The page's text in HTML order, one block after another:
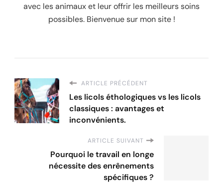
avec les animaux et leur offrir les meilleurs soins
possibles. Bienvenue sur mon site !
ARTICLE PRÉCÉDENT
Les licols éthologiques vs les licols
classiques : avantages et
inconvénients.
ARTICLE SUIVANT
Pourquoi le travail en longe
nécessite des enrênements
spécifiques ?